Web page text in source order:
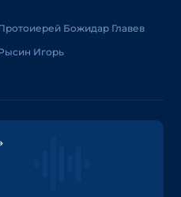
Божидар Главев
Игорь